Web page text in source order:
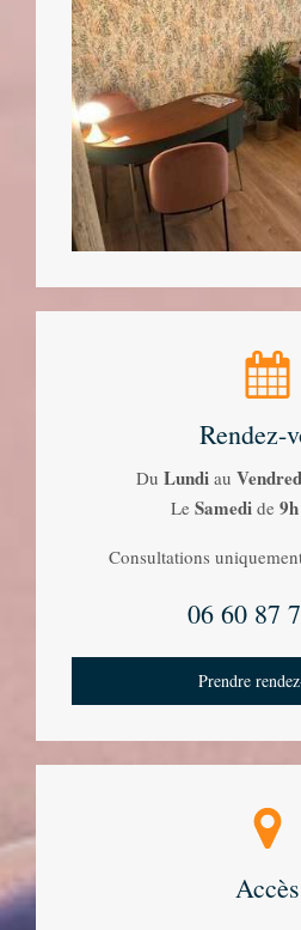
Rendez-
Du Lundiau
Le Samedi de 9h
Consultations
06 60 87
Prendre
Accès